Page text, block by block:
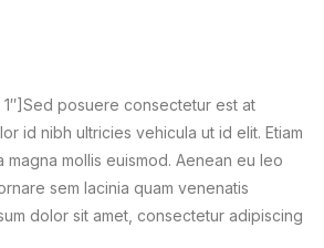
posuere consectetur est at
id nibh ultricies vehicula ut id elit. Etiam
magna mollis euismod. Aenean eu leo
sem lacinia quam venenatis
dolor sit amet, consectetur adipiscing